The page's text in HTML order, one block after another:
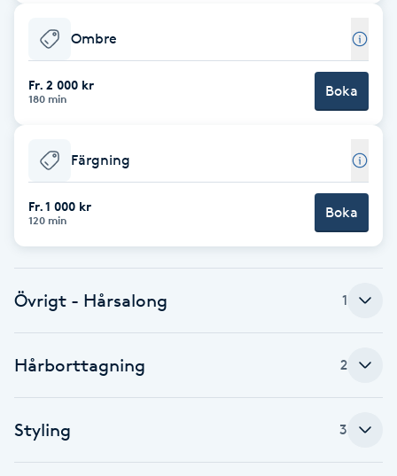
Blowout
Bottenfärg
Brynfärgning
Brynplockning
C
Celluliter
Color correction
Ombre
Fr. 2 000 kr
180 min Boka
Färgning
Fr. 1 000 kr
120 min Boka
Övrigt - Hårsalong 1
Hårborttagning 2
Styling 3